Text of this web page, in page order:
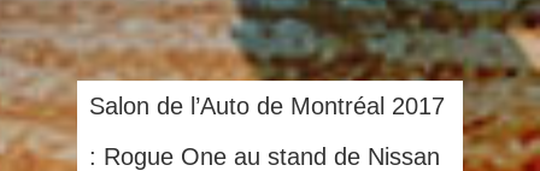
Salon de l’Auto de Montréal 2017
: Rogue One au stand de Nissan